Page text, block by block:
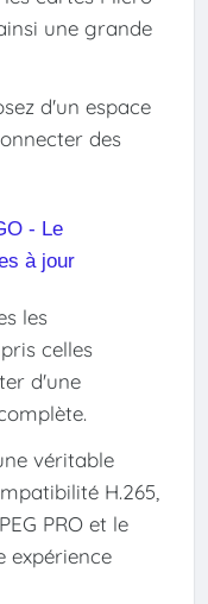
une grande
d'un espace
des
- Le
à jour
les
celles
d'une
véritable
H.265,
PRO et le
expérience